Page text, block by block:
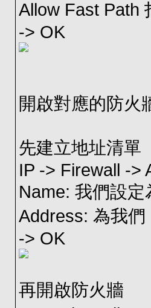
Allow Fast Path
-> OK
開啟對應的防火
先建立地址清單
IP -> Firewall ->
Name: 我們設定
Address: 為我們
-> OK
再開啟防火牆